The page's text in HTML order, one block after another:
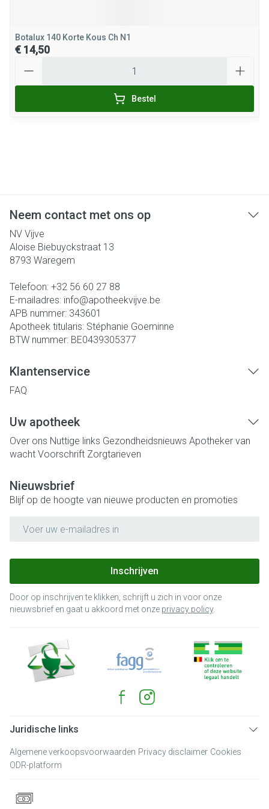
Botalux 140 Korte Kous Ch N1
€ 14,50
Bestel
Neem contact met ons op
NV Vijve
Aloise Biebuyckstraat 13
8793 Waregem
Telefoon: +32 56 60 27 88
E-mailadres: info@apotheekvijve.be
APB nummer: 343601
Apotheek titularis: Stéphanie Goeminne
BTW nummer: BE0439305377
Klantenservice
FAQ
Uw apotheek
Over ons Nuttige links Gezondheidsnieuws Apotheker van
wacht Voorschrift Zorgtarieven
Nieuwsbrief
Blijf op de hoogte van nieuwe producten en promoties
Inschrijven
Door op inschrijven te klikken, schrijft u zich in voor onze
nieuwsbrief en gaat u akkoord met onze privacy policy.
Juridische links
Algemene verkoopsvoorwaarden Privacy disclaimer Cookies
ODR-platform